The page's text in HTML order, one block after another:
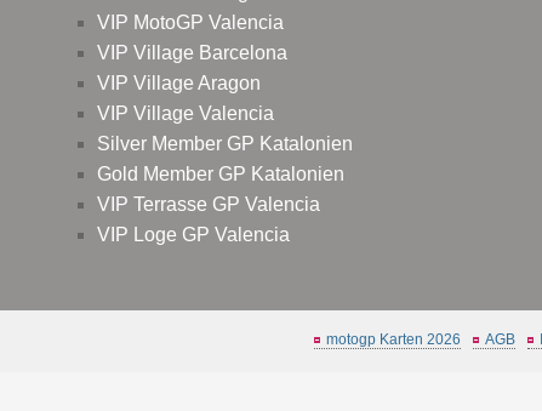
VIP MotoGP Valencia
VIP Village Barcelona
VIP Village Aragon
VIP Village Valencia
Silver Member GP Katalonien
Gold Member GP Katalonien
VIP Terrasse GP Valencia
VIP Loge GP Valencia
motogp Karten 2026 AGB